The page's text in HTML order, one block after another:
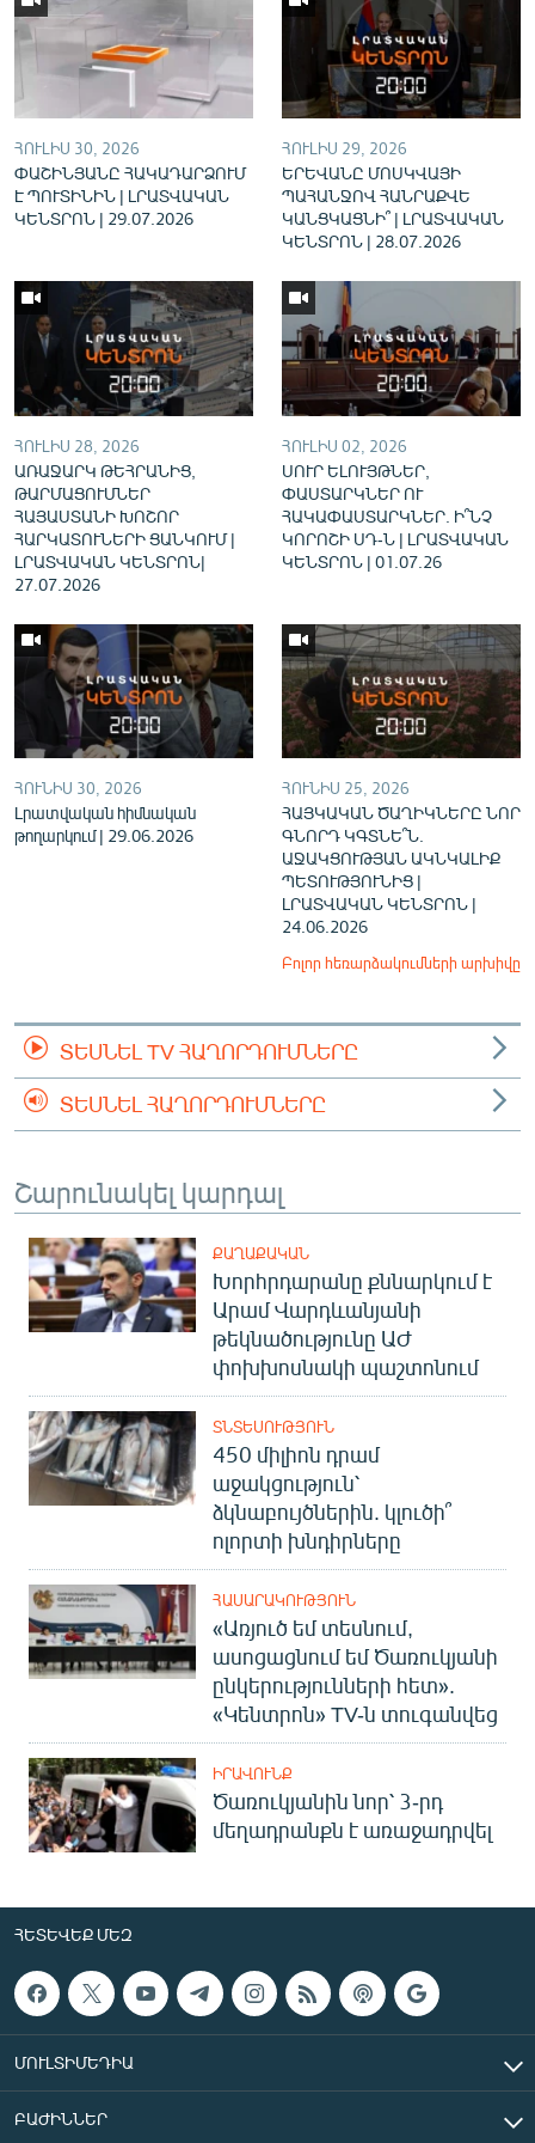
English
Русский
«Ազատության» բոլոր կայքերը
ՀՈՒԼԻՍ 30, 2026
ՓԱՇԻՆՅԱՆԸ ՀԱԿԱԴԱՐՁՈՒՄ
Է ՊՈՒՏԻՆԻՆ | ԼՐԱՏՎԱԿԱՆ
ԿԵՆՏՐՈՆ | 29.07.2026
ՀՈՒԼԻՍ 29, 2026
ԵՐԵՎԱՆԸ ՄՈՍԿՎԱՅԻ
ՊԱՀԱՆՋՈՎ ՀԱՆՐԱՔՎԵ
ԿԱՆՑԿԱՑՆԻ՞ | ԼՐԱՏՎԱԿԱՆ
ԿԵՆՏՐՈՆ | 28.07.2026
ՀՈՒԼԻՍ 28, 2026
ԱՌԱՋԱՐԿ ԹԵՀՐԱՆԻՑ,
ԹԱՐՄԱՑՈՒՄՆԵՐ
ՀԱՅԱՍՏԱՆԻ ԽՈՇՈՐ
ՀԱՐԿԱՏՈՒՆԵՐԻ ՑԱՆԿՈՒՄ |
ԼՐԱՏՎԱԿԱՆ ԿԵՆՏՐՈՆ|
27.07.2026
ՀՈՒԼԻՍ 02, 2026
ՍՈՒՐ ԵԼՈՒՅԹՆԵՐ,
ՓԱՍՏԱՐԿՆԵՐ ՈՒ
ՀԱԿԱՓԱՍՏԱՐԿՆԵՐ. Ի՞ՆՉ
ԿՈՐՈՇԻ ՍԴ-Ն | ԼՐԱՏՎԱԿԱՆ
ԿԵՆՏՐՈՆ | 01.07.26
ՀՈՒՆԻՍ 30, 2026
Լրատվական հիմնական
թողարկում | 29.06.2026
ՀՈՒՆԻՍ 25, 2026
ՀԱՅԿԱԿԱՆ ԾԱՂԻԿՆԵՐԸ ՆՈՐ
ԳՆՈՐԴ ԿԳՏՆԵ՞Ն.
ԱՋԱԿՑՈՒԹՅԱՆ ԱԿՆԿԱԼԻՔ
ՊԵՏՈՒԹՅՈՒՆԻՑ |
ԼՐԱՏՎԱԿԱՆ ԿԵՆՏՐՈՆ |
24.06.2026
Բոլոր հեռարձակումների արխիվը
ՏԵՍՆԵԼ TV ՀԱՂՈՐԴՈՒՄՆԵՐԸ
ՏԵՍՆԵԼ ՀԱՂՈՐԴՈՒՄՆԵՐԸ
Շարունակել կարդալ
ՔԱՂԱՔԱԿԱՆ
Խորհրդարանը քննարկում է
Արամ Վարդևանյանի
թեկնածությունը ԱԺ
փոխխոսնակի պաշտոնում
ՏՆՏԵՍՈՒԹՅՈՒՆ
450 միլիոն դրամ
աջակցություն՝
ձկնաբույծներին. կլուծի՞
ոլորտի խնդիրները
ՀԱՍԱՐԱԿՈՒԹՅՈՒՆ
«Առյուծ եմ տեսնում,
ասոցացնում եմ Ծառուկյանի
ընկերությունների հետ».
«Կենտրոն» TV-ն տուգանվեց
ԻՐԱՎՈՒՆՔ
Ծառուկյանին նոր՝ 3-րդ
մեղադրանքն է առաջադրվել
ՀԵՏԵՎԵՔ ՄԵԶ
ՄՈՒԼՏԻՄԵԴԻԱ
ԲԱԺԻՆՆԵՐ